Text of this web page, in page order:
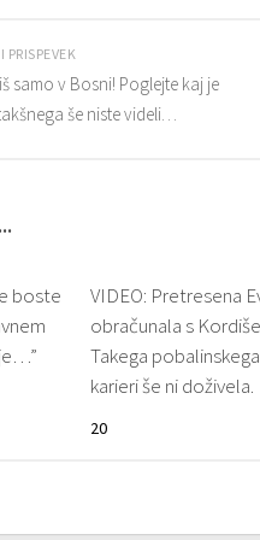
PRISPEVEK
samo v Bosni! Poglejte kaj je
še niste videli…
boste
VIDEO: Pretresena
obračunala s
Takega
karieri še ni doživela.
20